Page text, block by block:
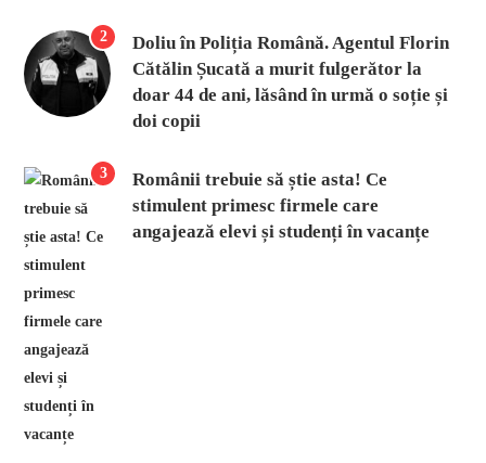
2
Doliu în Poliția Română. Agentul Florin
Cătălin Șucată a murit fulgerător la
doar 44 de ani, lăsând în urmă o soție și
doi copii
3
Românii trebuie să știe asta! Ce
stimulent primesc firmele care
angajează elevi și studenți în vacanțe